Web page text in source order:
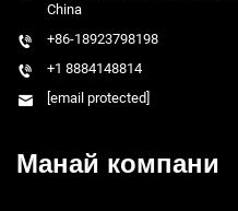
China
+86-18923798198
+1 8884148814
[email protected]
Манай компани